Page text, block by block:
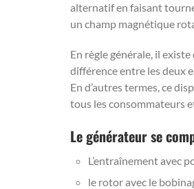
alternatif en faisant
un champ magnétique
En règle générale, il
différence entre les deux
En d’autres termes, ce
tous les consommateurs
Le générateur se
L’entraînement avec
le rotor avec le